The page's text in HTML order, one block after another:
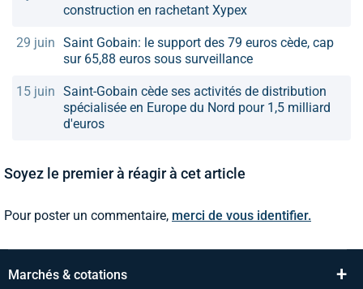
construction en rachetant Xypex
29 juin Saint Gobain: le support des 79 euros cède, cap
sur 65,88 euros sous surveillance
15 juin Saint-Gobain cède ses activités de distribution
spécialisée en Europe du Nord pour 1,5 milliard
d'euros
Soyez le premier à réagir à cet article
Pour poster un commentaire, merci de vous identifier.
Marchés & cotations +